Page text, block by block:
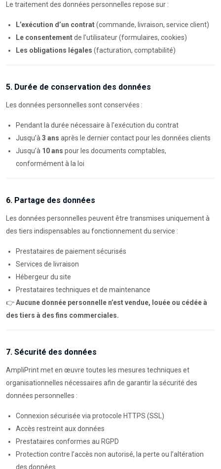
Le traitement des données personnelles repose sur :
L’exécution d’un contrat(commande, livraison, service client)
Le consentementde l’utilisateur (formulaires, cookies)
Les obligations légales (facturation, comptabilité)
5. Durée de conservation des données
Les données personnelles sont conservées :
Pendant la durée nécessaire à l’exécution du contrat
Jusqu’à 3 ans après le dernier contact pour les données clients
Jusqu’à 10 ans pour les documents comptables,
conformément à la loi
6. Partage des données
Les données personnelles peuvent être transmises uniquement à
des tiers indispensables au fonctionnement du service :
Prestataires de paiement sécurisés
Services de livraison
Hébergeur du site
Prestataires techniques et de maintenance
👉Aucune donnée personnelle n’est vendue, louée ou cédée à
des tiers à des fins commerciales.
7. Sécurité des données
AmpliPrint met en œuvre toutes les mesures techniques et
organisationnelles nécessaires afin de garantir la sécurité des
données personnelles :
Connexion sécurisée via protocole HTTPS (SSL)
Accès restreint aux données
Prestataires conformes au RGPD
Protection contre l’accès non autorisé, la perte ou l’altération
des données